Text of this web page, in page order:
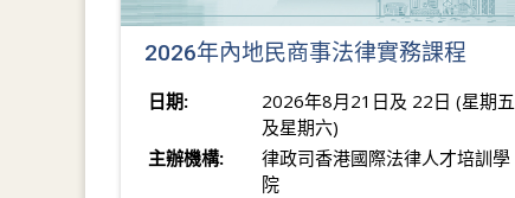
2026年內地民商事法律實務課程
日期:
2026年8月21日及 22日 (星期五
及星期六)
主辦機構:
律政司香港國際法律人才培訓學
院